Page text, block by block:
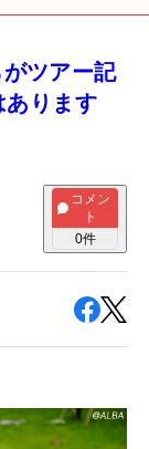
ツアー記
あります
コメン
ト
0件